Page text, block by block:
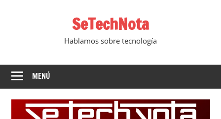
SeTechNota
Hablamos sobre tecnología
MENÚ